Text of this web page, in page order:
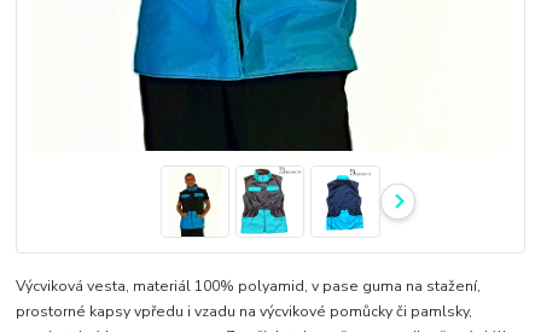
Výcviková vesta, materiál 100% polyamid, v pase guma na stažení,
prostorné kapsy vpředu i vzadu na výcvikové pomůcky či pamlsky,